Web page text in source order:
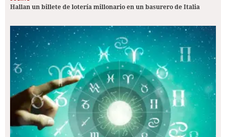
Hallan un billete de lotería millonario en un basurero de Italia